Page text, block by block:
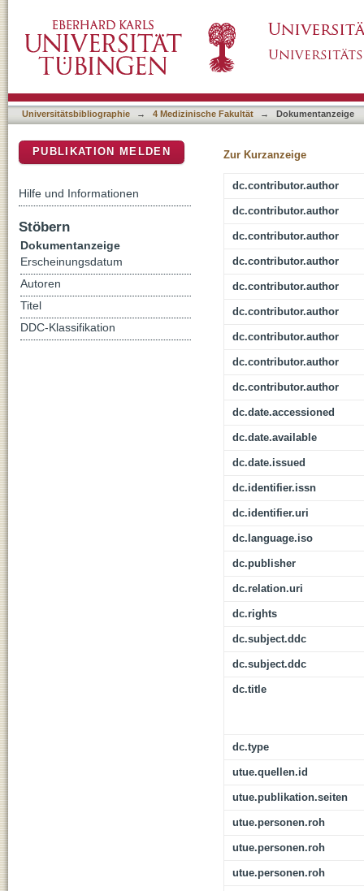
Changes and Supplies In Vivo Imaging
Universitätsbibliographie → 4 Medizinische Fakultät → Dokumentanzeige
Zur Kurzanzeige
dc.contributor.author
dc.contributor.author
dc.contributor.author
dc.contributor.author
dc.contributor.author
dc.contributor.author
dc.contributor.author
dc.contributor.author
dc.contributor.author
dc.date.accessioned
dc.date.available
dc.date.issued
dc.identifier.issn
dc.identifier.uri
dc.language.iso
dc.publisher
dc.relation.uri
dc.rights
dc.subject.ddc
dc.subject.ddc
dc.title
dc.type
utue.quellen.id
utue.publikation.seiten
utue.personen.roh
utue.personen.roh
utue.personen.roh
PUBLIKATION MELDEN
Hilfe und Informationen
Stöbern
Dokumentanzeige
Erscheinungsdatum
Autoren
Titel
DDC-Klassifikation